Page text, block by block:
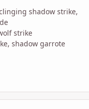
shadow strike,
strike
shadow garrote